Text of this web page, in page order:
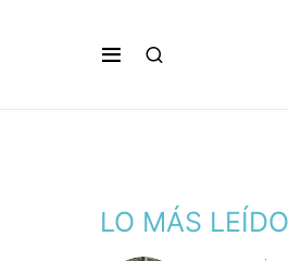
LO MÁS LEÍDO